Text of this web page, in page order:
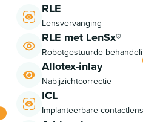
RLE
Lensvervanging
RLE met LenSx®
Robotgestuurde
Allotex-inlay
Nabijzichtcorrectie
ICL
Implanteerbare contactlens